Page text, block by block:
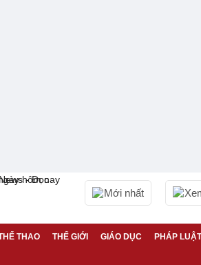
Mới nhất
THAO THẾ GIỚI GIÁO DỤC PHÁP LUẬT